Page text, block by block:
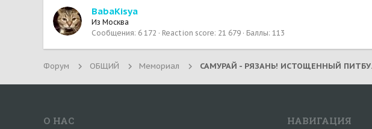
BabaKisya
Из Москва
Сообщения 6 172 Reaction score 21 679 Баллы 113
Форум ОБЩИЙ Мемориал САМУРАЙ
О НАС НАВИГАЦИЯ